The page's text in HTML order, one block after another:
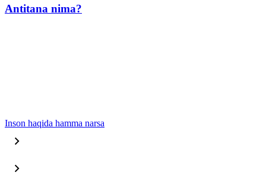
Antitana nima?
Inson haqida hamma narsa